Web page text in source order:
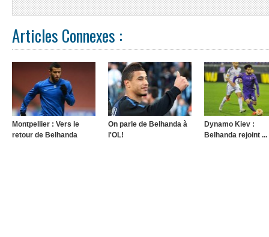
Articles Connexes :
Montpellier : Vers le
retour de Belhanda
On parle de Belhanda à
l'OL!
Dynamo Kiev :
Belhanda rejoint ...